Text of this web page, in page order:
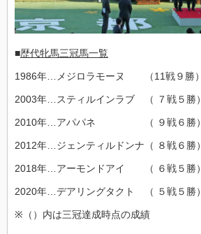
■歴代牝馬三冠馬一覧
1986年…メジロラモーヌ （11戦９勝）
2003年…スティルインラブ （ ７戦５勝）
2010年…アパパネ （ ９戦６勝）
2012年…ジェンティルドンナ（ ８戦６勝）
2018年…アーモンドアイ （ ６戦５勝）
2020年…デアリングタクト （ ５戦５勝）
※（）内は三冠達成時点の成績